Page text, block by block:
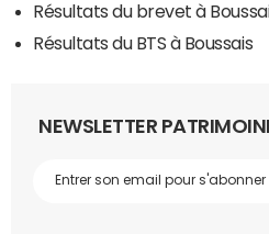
Résultats du brevet à
Résultats du BTS à Boussais
NEWSLETTER